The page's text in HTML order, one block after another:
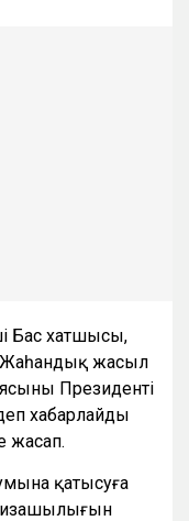
Бас хатшысы,
Жаһандық жасыл
Президенті
хабарлайды
жасап.
қатысуға